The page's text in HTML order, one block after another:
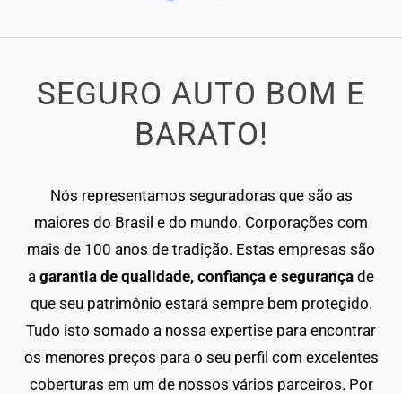
SEGURO AUTO BOM E
BARATO!
Nós representamos seguradoras que são as
maiores do Brasil e do mundo. Corporações com
mais de 100 anos de tradição. Estas empresas são
a garantia de qualidade, confiança e segurança de
que seu patrimônio estará sempre bem protegido.
Tudo isto somado a nossa expertise para encontrar
os menores preços para o seu perfil com excelentes
coberturas em um de nossos vários parceiros. Por